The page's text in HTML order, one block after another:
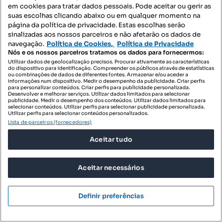
50 000 €5,33 €/m²
Terreno
Preço por metro quadrado
9375 m²
em cookies para tratar dados pessoais. Pode aceitar ou gerir as
suas escolhas clicando abaixo ou em qualquer momento na
página da política de privacidade. Estas escolhas serão
sinalizadas aos nossos parceiros e não afetarão os dados de
navegação. Política de Cookies, Política de Privacidade
Nós e os nossos parceiros tratamos os dados para fornecermos:
Utilizar dados de geolocalização precisos. Procurar ativamente as características
do dispositivo para identificação. Compreender os públicos através de estatísticas
ou combinações de dados de diferentes fontes. Armazenar e/ou aceder a
informações num dispositivo. Medir o desempenho da publicidade. Criar perfis
para personalizar conteúdos. Criar perfis para publicidade personalizada.
Desenvolver e melhorar serviços. Utilizar dados limitados para selecionar
publicidade. Medir o desempenho dos conteúdos. Utilizar dados limitados para
selecionar conteúdos. Utilizar perfis para selecionar publicidade personalizada.
Utilizar perfis para selecionar conteúdos personalizados.
Lista de parceiros (fornecedores)
Aceitar tudo
Aceitar necessários
Definir preferências